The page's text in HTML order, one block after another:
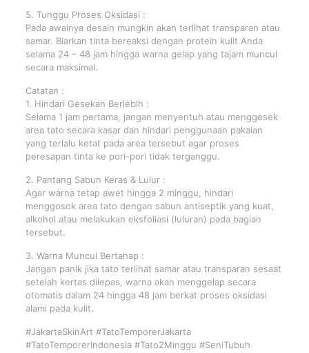
5. Tunggu Proses Oksidasi :
Pada awalnya desain mungkin akan terlihat transparan atau
samar. Biarkan tinta bereaksi dengan protein kulit Anda
selama 24 – 48 jam hingga warna gelap yang tajam muncul
secara maksimal.
Catatan :
1. Hindari Gesekan Berlebih :
Selama 1 jam pertama, jangan menyentuh atau menggesek
area tato secara kasar dan hindari penggunaan pakaian
yang terlalu ketat pada area tersebut agar proses
peresapan tinta ke pori-pori tidak terganggu.
2. Pantang Sabun Keras & Lulur :
Agar warna tetap awet hingga 2 minggu, hindari
menggosok area tato dengan sabun antiseptik yang kuat,
alkohol atau melakukan eksfoliasi (luluran) pada bagian
tersebut.
3. Warna Muncul Bertahap :
Jangan panik jika tato terlihat samar atau transparan sesaat
setelah kertas dilepas, warna akan menggelap secara
otomatis dalam 24 hingga 48 jam berkat proses oksidasi
alami pada kulit.
#JakartaSkinArt #TatoTemporerJakarta
#TatoTemporerIndonesia #Tato2Minggu #SeniTubuh